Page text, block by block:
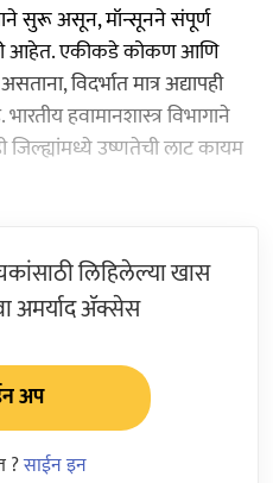
सुरू असून, मॉन्सूनने संपूर्ण
आहेत. एकीकडे कोकण आणि
विदर्भात मात्र अद्यापही
हवामानशास्त्र विभागाने
जिल्ह्यांमध्ये उष्णतेची लाट कायम
लिहिलेल्या खास
अमर्याद ॲक्सेस
अप
?साईन इन